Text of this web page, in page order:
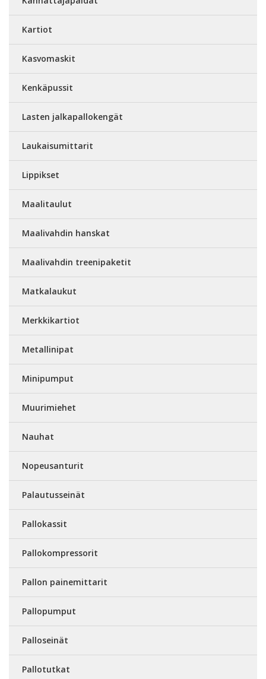
Kartiot
Kasvomaskit
Kenkäpussit
Lasten jalkapallokengät
Laukaisumittarit
Lippikset
Maalitaulut
Maalivahdin hanskat
Maalivahdin treenipaketit
Matkalaukut
Merkkikartiot
Metallinipat
Minipumput
Muurimiehet
Nauhat
Nopeusanturit
Palautusseinät
Pallokassit
Pallokompressorit
Pallon painemittarit
Pallopumput
Palloseinät
Pallotutkat